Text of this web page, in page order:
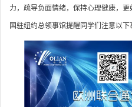
力，疏导负面情绪，保持心理健康，
国驻纽约总领事馆提醒同学们注意以下